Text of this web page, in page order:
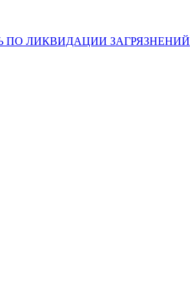
ПО ЛИКВИДАЦИИ ЗАГРЯЗНЕНИЙ